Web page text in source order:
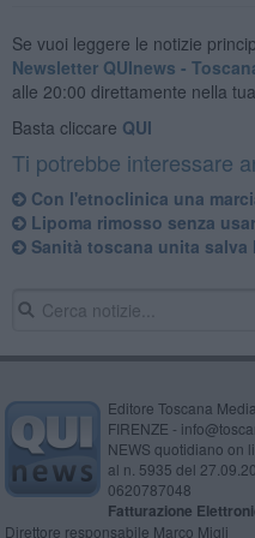
Se vuoi leggere le notizie
Newsletter QUInews -
alle 20:00 direttamente nella
Basta cliccare QUI
Ti potrebbe interessare
Con l'etnoclinica una
Lipoma rimosso senza
Sanità toscana unita
Editore Toscana
FIRENZE -
NEWS quotidiano on
al n. 5935 del
0620787048
Fatturazione
Direttore responsabile Marco Migli